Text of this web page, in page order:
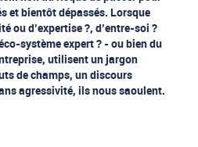
et bientôt dépassés. Lorsque
ou d’expertise ?, d’entre-soi ?
système expert ? - ou bien du
utilisent un jargon
de champs, un discours
agressivité, ils nous saoulent.